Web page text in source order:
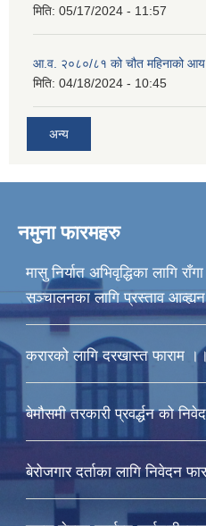
मिति: 05/17/2024 - 11:57
आ.व. २०८०/८१ को चौत महिनाको आय
मिति: 04/18/2024 - 10:45
अन्य
नमुना फारमहरु
मासु निर्यात अभिवृद्धिका लागि
सञ्चालनका लागि प्रस्ताव
करारको लागि दरखास्त फाराम ।।
बेमौसमी तरकारी प्रवर्द्धन को
बेरोजगार दर्ताका लागि निवेदन